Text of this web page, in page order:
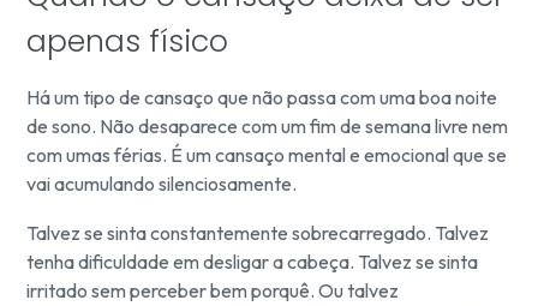
apenas físico
Há um tipo de cansaço que não passa com uma boa noite
de sono. Não desaparece com um fim de semana livre nem
com umas férias. É um cansaço mental e emocional que se
vai acumulando silenciosamente.
Talvez se sinta constantemente sobrecarregado. Talvez
tenha dificuldade em desligar a cabeça. Talvez se sinta
irritado sem perceber bem porquê. Ou talvez